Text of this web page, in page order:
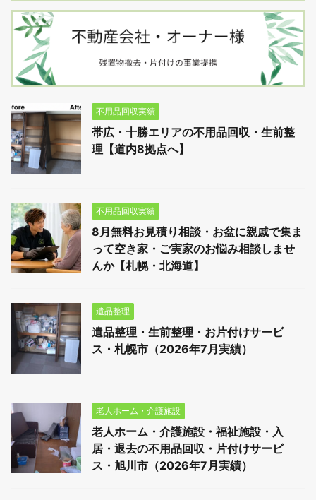
不用品回収実績
帯広・十勝エリアの不用品回収・生前整
理【道内8拠点へ】
不用品回収実績
8月無料お見積り相談・お盆に親戚で集ま
って空き家・ご実家のお悩み相談しませ
んか【札幌・北海道】
遺品整理
遺品整理・生前整理・お片付けサービ
ス・札幌市（2026年7月実績）
老人ホーム・介護施設
老人ホーム・介護施設・福祉施設・入
居・退去の不用品回収・片付けサービ
ス・旭川市（2026年7月実績）